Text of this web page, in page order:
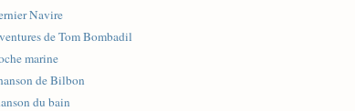
Navire
de Tom Bombadil
marine
de Bilbon
du bain